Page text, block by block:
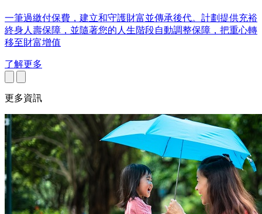
一筆過繳付保費，建立和守護財富並傳承後代。計劃提供充裕
終身人壽保障，並隨著您的人生階段自動調整保障，把重心轉
移至財富增值
了解更多
更多資訊